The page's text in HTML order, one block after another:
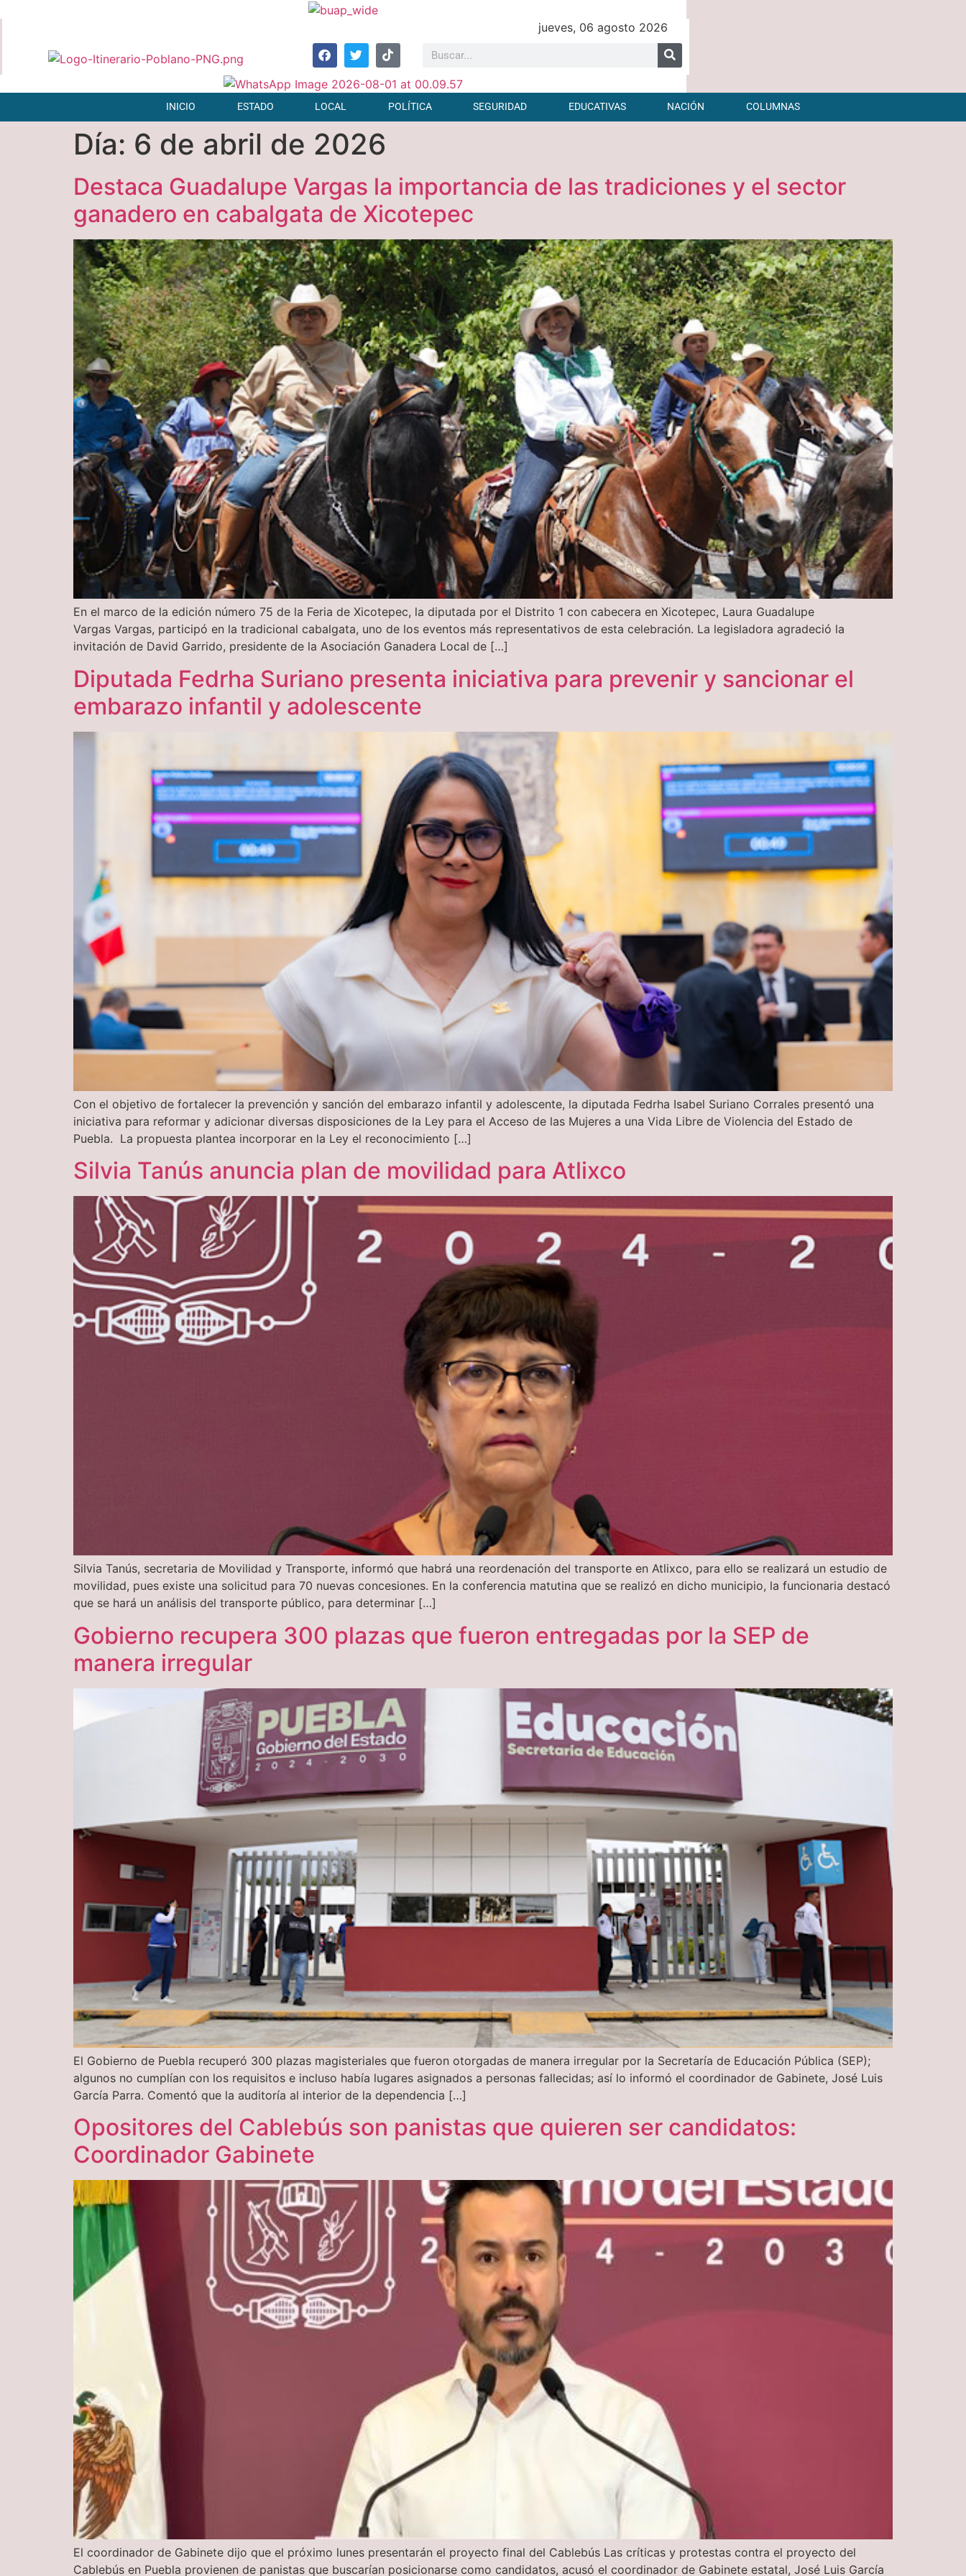
jueves, 06 agosto 2026
INICIO ESTADO LOCAL POLÍTICA SEGURIDAD EDUCATIVAS NACIÓN COLUMNAS
Día: 6 de abril de 2026
Destaca Guadalupe Vargas la importancia de las tradiciones y el sector
ganadero en cabalgata de Xicotepec
En el marco de la edición número 75 de la Feria de Xicotepec, la diputada por el Distrito 1 con cabecera en Xicotepec, Laura Guadalupe
Vargas Vargas, participó en la tradicional cabalgata, uno de los eventos más representativos de esta celebración. La legisladora agradeció la
invitación de David Garrido, presidente de la Asociación Ganadera Local de […]
Diputada Fedrha Suriano presenta iniciativa para prevenir y sancionar el
embarazo infantil y adolescente
Con el objetivo de fortalecer la prevención y sanción del embarazo infantil y adolescente, la diputada Fedrha Isabel Suriano Corrales presentó una
iniciativa para reformar y adicionar diversas disposiciones de la Ley para el Acceso de las Mujeres a una Vida Libre de Violencia del Estado de
Puebla. La propuesta plantea incorporar en la Ley el reconocimiento […]
Silvia Tanús anuncia plan de movilidad para Atlixco
Silvia Tanús, secretaria de Movilidad y Transporte, informó que habrá una reordenación del transporte en Atlixco, para ello se realizará un estudio de
movilidad, pues existe una solicitud para 70 nuevas concesiones. En la conferencia matutina que se realizó en dicho municipio, la funcionaria destacó
que se hará un análisis del transporte público, para determinar […]
Gobierno recupera 300 plazas que fueron entregadas por la SEP de
manera irregular
El Gobierno de Puebla recuperó 300 plazas magisteriales que fueron otorgadas de manera irregular por la Secretaría de Educación Pública (SEP);
algunos no cumplían con los requisitos e incluso había lugares asignados a personas fallecidas; así lo informó el coordinador de Gabinete, José Luis
García Parra. Comentó que la auditoría al interior de la dependencia […]
Opositores del Cablebús son panistas que quieren ser candidatos:
Coordinador Gabinete
El coordinador de Gabinete dijo que el próximo lunes presentarán el proyecto final del Cablebús Las críticas y protestas contra el proyecto del
Cablebús en Puebla provienen de panistas que buscarían posicionarse como candidatos, acusó el coordinador de Gabinete estatal, José Luis García